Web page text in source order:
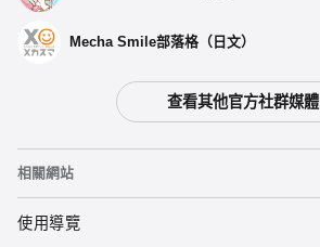
Mecha Smile部落格（日文）
查看其他官方社群媒體
相關網站
黏土人
使用導覽